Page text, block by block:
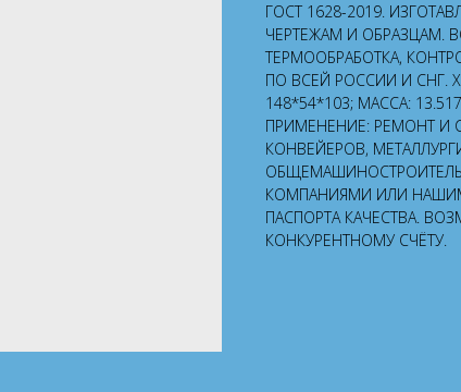
ГОСТ 1628-2019.
ЧЕРТЕЖАМ И ОБРАЗЦАМ.
ТЕРМООБРАБОТКА,
ПО ВСЕЙ РОССИИ И СНГ.
148*54*103; МАССА:
ПРИМЕНЕНИЕ: РЕМОНТ И
КОНВЕЙЕРОВ,
КОМПАНИЯМИ ИЛИ
ПАСПОРТА КАЧЕСТВА.
КОНКУРЕНТНОМУ СЧЁТУ.